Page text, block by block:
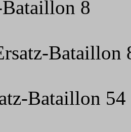
8
Bataillon
Bataillon 54